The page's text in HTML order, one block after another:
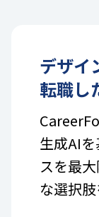
デザイ
転職し
生成AI
スを最
な選択肢